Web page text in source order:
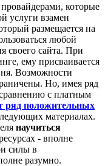
провайдерами, которые
услуги взамен
размещается на
любой
своего сайта. При
ему присваивается
Возможности
Но, имея ряд
с платным
ряд положительных
материалах.
научиться
- вполне
силы в
разумно.